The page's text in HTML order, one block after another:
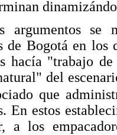
argumentos se
de Bogotá en
hacía "trabajo
del
que
En estos
a los